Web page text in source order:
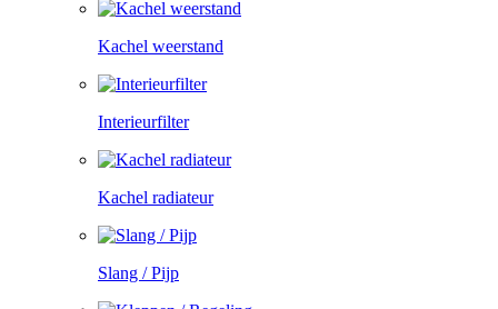
Kachel weerstand
Interieurfilter
Kachel radiateur
Slang / Pijp